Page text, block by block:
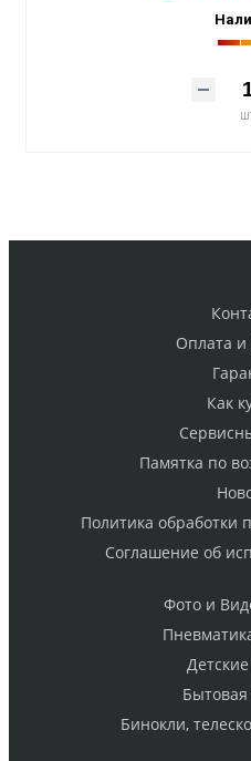
Оплата и
Как
Памятка по
Политика обработки
Cоглашение об
Фото и
Бытовая
Бинокли,